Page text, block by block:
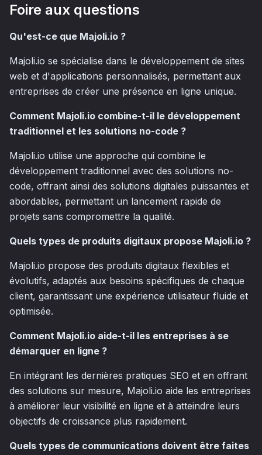
Foire aux questions
Qu'est-ce que Majoli.io ?
Majoli.io se spécialise dans le développement de sites
web et d'applications personnalisés, permettant aux
entreprises de créer une présence en ligne unique.
Comment Majoli.io combine-t-il le développement
traditionnel et les solutions no-code ?
Majoli.io utilise une approche qui combine le
développement traditionnel avec des solutions no-
code, offrant ainsi des solutions digitales puissantes et
abordables, permettant un lancement rapide de
projets sans compromettre la qualité.
Quels types de produits digitaux propose Majoli.io ?
Majoli.io propose des produits digitaux flexibles et
évolutifs, adaptés aux besoins spécifiques de chaque
client, garantissant une expérience utilisateur fluide et
optimisée.
Comment Majoli.io aide-t-il les entreprises à se
démarquer en ligne ?
En intégrant les dernières pratiques SEO et en offrant
des solutions sur mesure, Majoli.io aide les entreprises
à améliorer leur visibilité en ligne et à atteindre leurs
objectifs de croissance plus rapidement.
Quels types de communications doivent être faites